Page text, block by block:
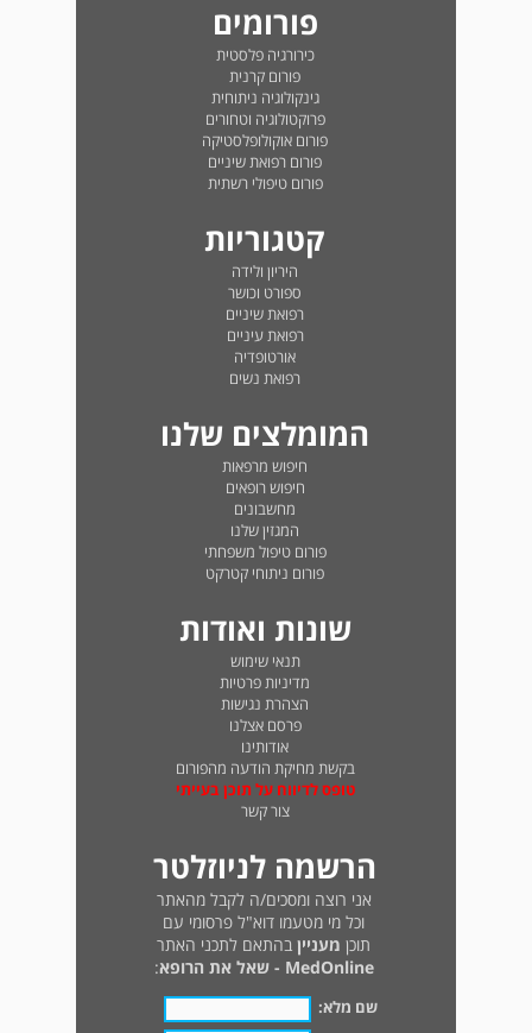
פורומים
כירורגיה פלסטית
פורום קרנית
גינקולוגיה ניתוחית
פרוקטולוגיה וטחורים
פורום אוקולופלסטיקה
פורום רפואת שיניים
פורום טיפולי רשתית
קטגוריות
היריון ולידה
ספורט וכושר
רפואת שיניים
רפואת עיניים
אורטופדיה
רפואת נשים
המומלצים שלנו
חיפוש מרפאות
חיפוש רופאים
מחשבונים
המגזין שלנו
פורום טיפול משפחתי
פורום ניתוחי קטרקט
שונות ואודות
תנאי שימוש
מדיניות פרטיות
הצהרת נגישות
פרסם אצלנו
אודותינו
בקשת מחיקת הודעה מהפורום
טופס לדיווח על תוכן בעייתי
צור קשר
הרשמה לניוזלטר
אני רוצה ומסכים/ה לקבל מהאתר
וכל מי מטעמו דוא"ל פרסומי עם
תוכן מעניין בהתאם לתכני האתר
MedOnline - שאל את הרופא
:
שם מלא: